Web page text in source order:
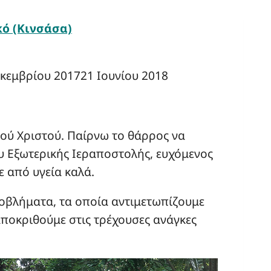
(Κινσάσα)
201721 Ιουνίου 2018
Χριστού. Παίρνω το θάρρος να
Ιεραποστολής, ευχόμενος
από υγεία καλά.
τα οποία αντιμετωπίζουμε
στις τρέχουσες ανάγκες